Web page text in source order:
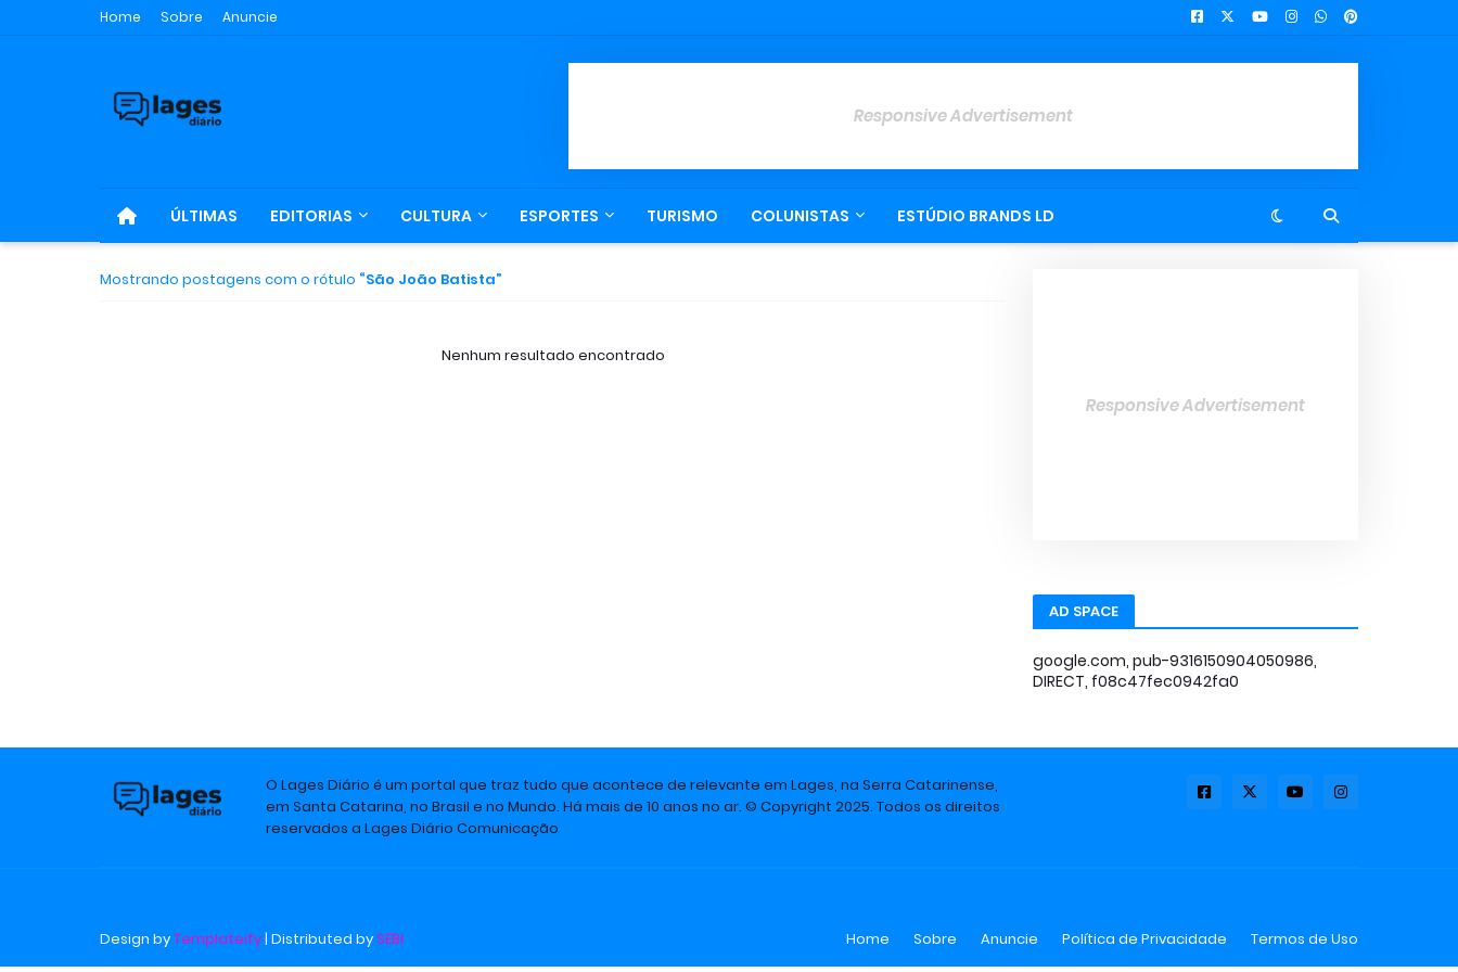
Home Sobre Anuncie
Responsive Advertisement
ÚLTIMAS EDITORIAS CULTURA ESPORTES TURISMO COLUNISTAS ESTÚDIO BRANDS LD
Mostrando postagens com o rótulo São João Batista
Nenhum resultado encontrado
Responsive Advertisement
AD SPACE
google.com, pub-9316150904050986,
DIRECT, f08c47fec0942fa0
O Lages Diário é um portal que traz tudo que acontece de relevante em Lages, na Serra Catarinense,
em Santa Catarina, no Brasil e no Mundo. Há mais de 10 anos no ar. © Copyright 2025. Todos os direitos
reservados a Lages Diário Comunicação
Design byTemplateify| Distributed bySEBI Home Sobre Anuncie Política de Privacidade Termos de Uso